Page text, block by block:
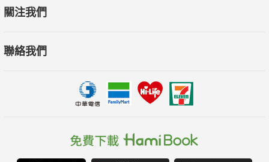
關注我們
聯絡我們